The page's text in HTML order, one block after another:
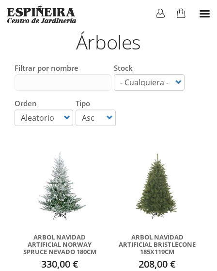
Árboles
Filtrar por nombre Stock
Orden Tipo
ARBOL NAVIDAD
ARTIFICIAL NORWAY
SPRUCE NEVADO 180CM
330,00 €
ARBOL NAVIDAD
ARTIFICIAL BRISTLECONE
185X119CM
208,00 €